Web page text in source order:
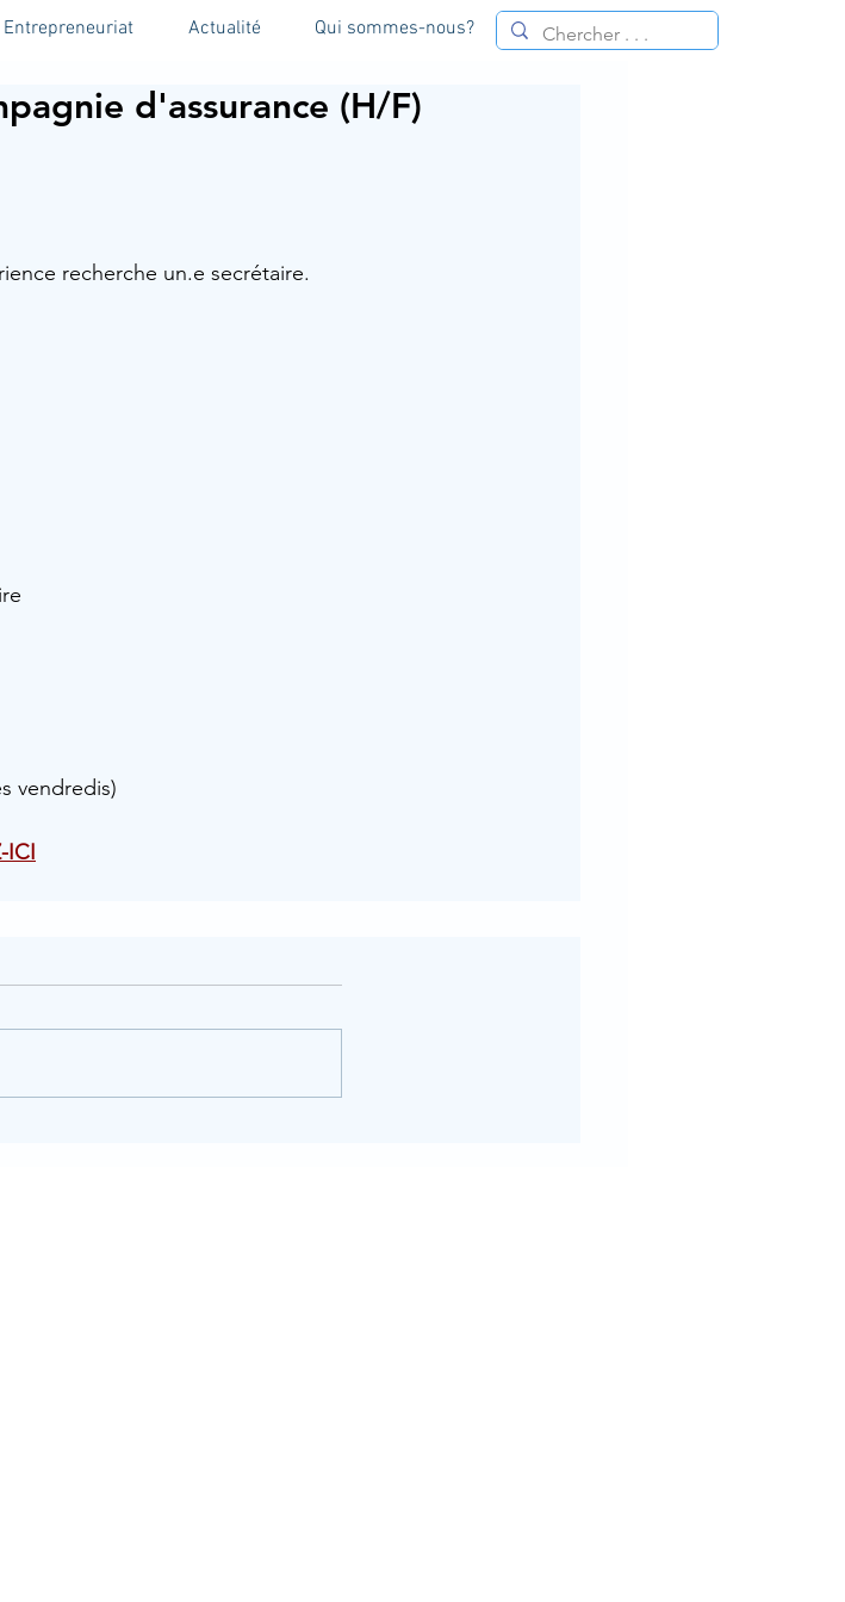
Entrepreneuriat Actualité Qui sommes-nous?
d'assurance (H/F)
recherche un.e secrétaire.
vendredis)
ICI